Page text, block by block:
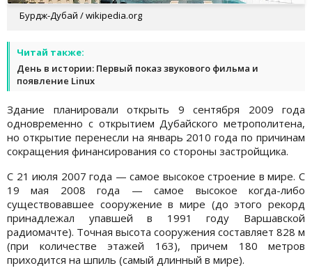
Бурдж-Дубай / wikipedia.org
Читай также:
День в истории: Первый показ звукового фильма и
появление Linux
Здание планировали открыть 9 сентября 2009 года
одновременно с открытием Дубайского метрополитена,
но открытие перенесли на январь 2010 года по причинам
сокращения финансирования со стороны застройщика.
С 21 июля 2007 года — самое высокое строение в мире. С
19 мая 2008 года — самое высокое когда-либо
существовавшее сооружение в мире (до этого рекорд
принадлежал упавшей в 1991 году Варшавской
радиомачте). Точная высота сооружения составляет 828 м
(при количестве этажей 163), причем 180 метров
приходится на шпиль (самый длинный в мире).